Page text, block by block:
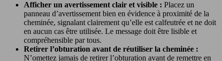
Afficher un avertissement clair et visible : Placez un
panneau d’avertissement bien en évidence à proximité de la
cheminée, signalant clairement qu’elle est calfeutrée et ne doit
en aucun cas être utilisée. Le message doit être lisible et
compréhensible par tous.
Retirer l’obturation avant de réutiliser la cheminée :
N’omettez jamais de retirer l’obturation avant de remettre en